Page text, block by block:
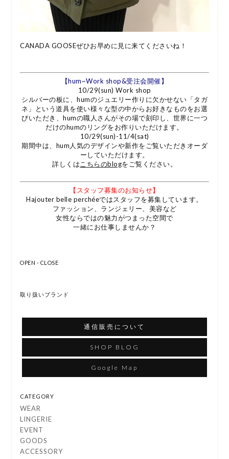
CANADA GOOSEぜひお早めに見に来てくださいね！
【hum~Work shop&受注会開催】
10/29(sun) Work shop
シルバーの板に、humのジュエリー作りに欠かせない「タガ
ネ」という道具を使い様々な型の中からお好きなものをお選
びいただき、humの職人さんがその場で刻印し、世界に一つ
だけのhumのリングをお作りいただけます。
10/29(sun)-11/4(sat)
期間中は、hum人気のデザインや新作をご覧いただきオーダ
ーしていただけます。
詳しくは こちらのblogをご覧ください。
【スタッフ募集のお知らせ】
Hajouter belle perchéeではスタッフを募集しています。
ファッション、ランジェリー、美容など
女性ならではの魅力がつまった空間で
一緒にお仕事しませんか？
OPEN - CLOSE
取り扱いブランド
通信販売について
SHOP BLOG
Google Map
CATEGORY
WEAR
LINGERIE
EVENT
GOODS
ACCESSORY